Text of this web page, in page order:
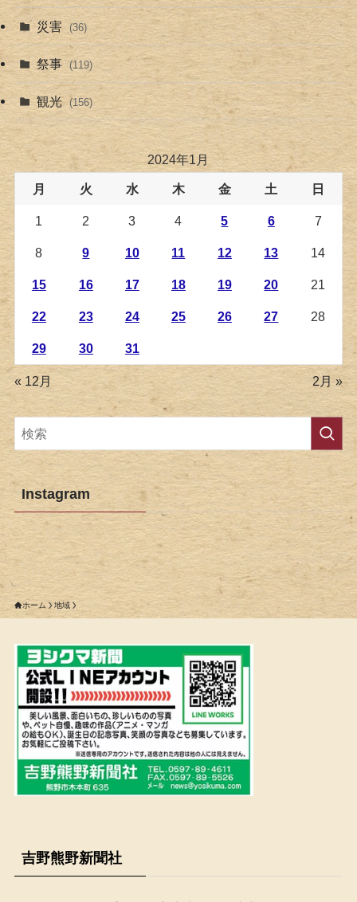
災害 (36)
祭事 (119)
観光 (156)
2024年1月
月 火 水 木 金 土 日
1 2 3 4 5 6 7
8 9 10 11 12 13 14
15 16 17 18 19 20 21
22 23 24 25 26 27 28
29 30 31
« 12月 2月 »
Instagram
ホーム 地域
吉野熊野新聞社